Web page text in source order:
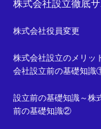
株式会社設立徹底
株式会社役員変更
株式会社設立のメリ
会社設立前の基礎知識
設立前の基礎知識～株
前の基礎知識②